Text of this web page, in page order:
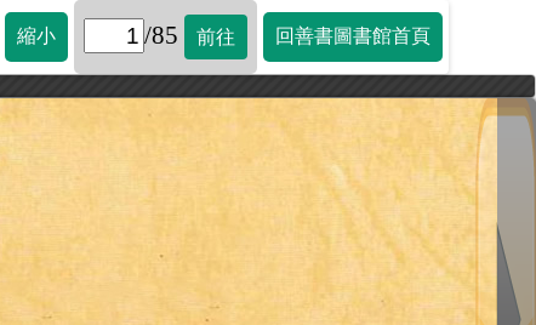
縮小 /85 前往 回善書圖書館首頁